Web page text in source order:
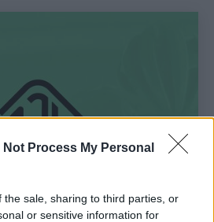
Not Process My Personal
the sale, sharing to third parties, or
or sensitive information for